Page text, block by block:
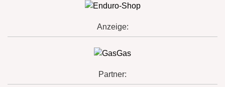
Anzeige:
Partner: